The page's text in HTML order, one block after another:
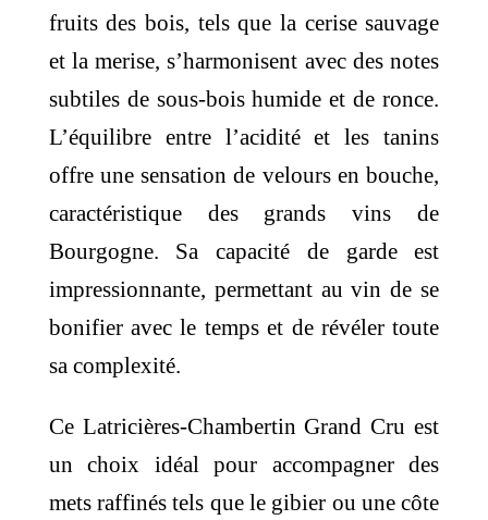
fruits des bois, tels que la cerise sauvage
et la merise, s’harmonisent avec des notes
subtiles de sous-bois humide et de ronce.
L’équilibre entre l’acidité et les tanins
offre une sensation de velours en bouche,
caractéristique des grands vins de
Bourgogne.
Sa capacité de garde est
impressionnante, permettant au vin de se
bonifier avec le temps et de révéler toute
sa complexité.
Ce Latricières-Chambertin Grand Cru est
un choix idéal pour accompagner des
mets raffinés tels que le gibier ou une côte